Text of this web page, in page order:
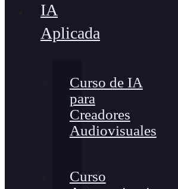
IA
Aplicada
Curso de IA
para
Creadores
Audiovisuales
Curso